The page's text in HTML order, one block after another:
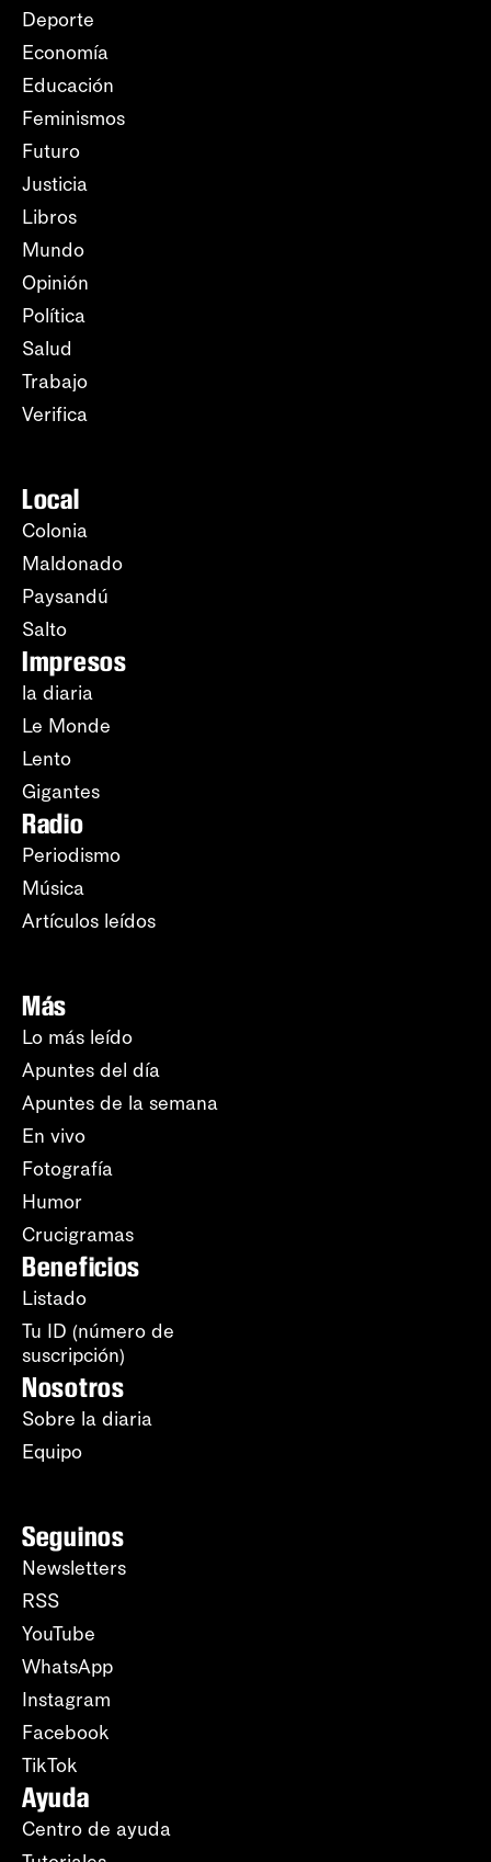
Deporte
Economía
Educación
Feminismos
Futuro
Justicia
Libros
Mundo
Opinión
Política
Salud
Trabajo
Verifica
Local
Colonia
Maldonado
Paysandú
Salto
Impresos
la diaria
Le Monde
Lento
Gigantes
Radio
Periodismo
Música
Artículos leídos
Más
Lo más leído
Apuntes del día
Apuntes de la semana
En vivo
Fotografía
Humor
Crucigramas
Beneficios
Listado
Tu ID (número de
suscripción)
Nosotros
Sobre la diaria
Equipo
Seguinos
Newsletters
RSS
YouTube
WhatsApp
Instagram
Facebook
TikTok
Ayuda
Centro de ayuda